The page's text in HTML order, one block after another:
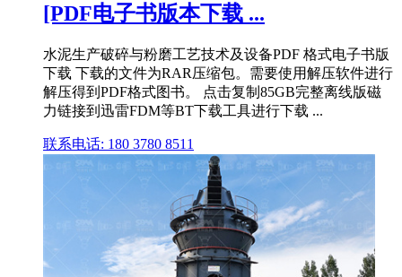
[PDF电子书版本下载 ...
水泥生产破碎与粉磨工艺技术及设备PDF 格式电子书版
下载 下载的文件为RAR压缩包。需要使用解压软件进行
解压得到PDF格式图书。 点击复制85GB完整离线版磁
力链接到迅雷FDM等BT下载工具进行下载 ...
联系电话: 180 3780 8511